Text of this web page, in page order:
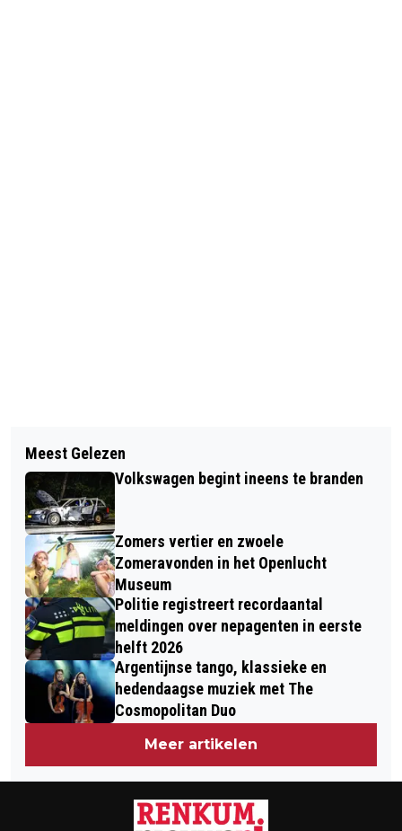
DUTCH NOSE ART WW2 DAKOTA: THE
GHOST OF ARNHEM
‘NEE’ TEGEN RUIM 20 MILJOEN
KOSTENDE RENOVATIE
GEMEENTEHUIS
Meest Gelezen
Volkswagen begint ineens te branden
Zomers vertier en zwoele
Zomeravonden in het Openlucht
Museum
Politie registreert recordaantal
meldingen over nepagenten in eerste
helft 2026
Argentijnse tango, klassieke en
hedendaagse muziek met The
Cosmopolitan Duo
Meer artikelen